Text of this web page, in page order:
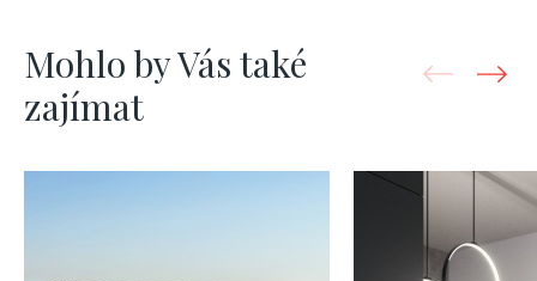
Mohlo by Vás také
zajímat